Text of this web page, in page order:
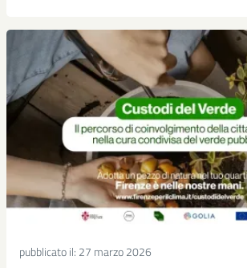
pubblicato il: 27 marzo 2026